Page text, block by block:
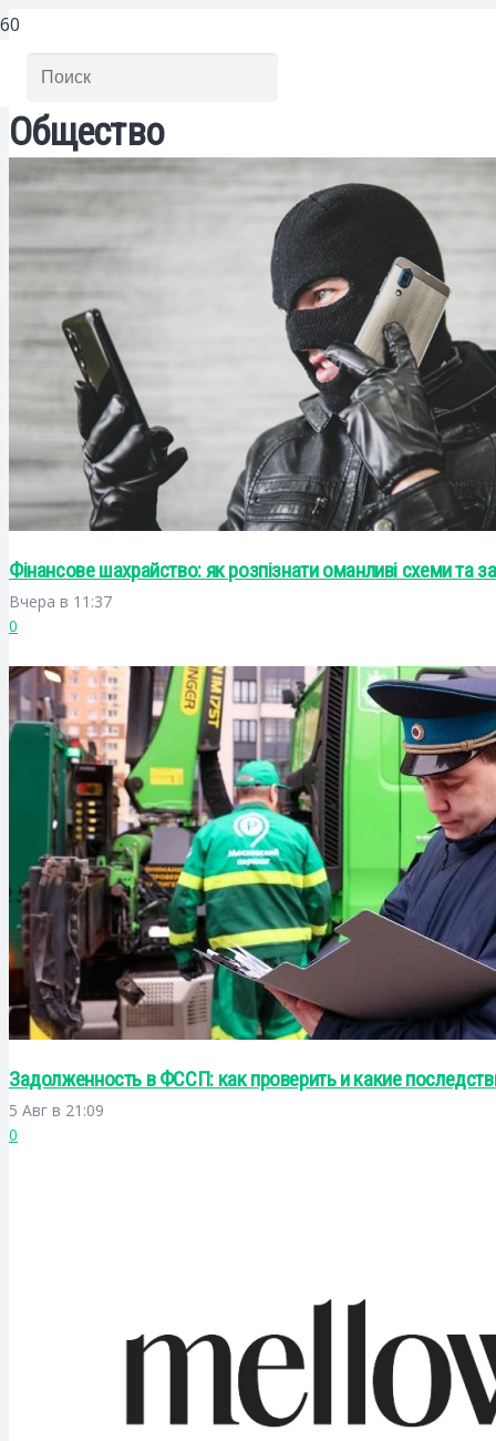
Общество
Фінансове шахрайство: як розпізнати оманливі схеми та
Вчера в 11:37
0
Задолженность в ФССП: как проверить и какие
5 Авг в 21:09
0